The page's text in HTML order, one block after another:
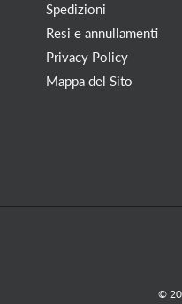
Spedizioni
Resi e annullamenti
Privacy Policy
Mappa del Sito
©